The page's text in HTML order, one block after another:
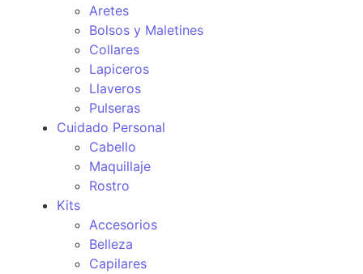
Aretes
Bolsos y Maletines
Collares
Lapiceros
Llaveros
Pulseras
Cuidado Personal
Cabello
Maquillaje
Rostro
Kits
Accesorios
Belleza
Capilares